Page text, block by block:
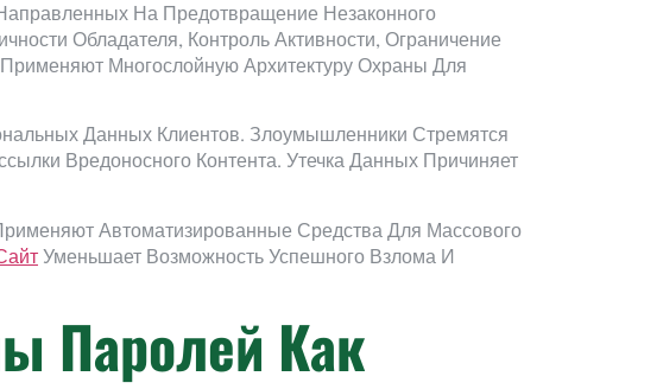
На Предотвращение Незаконного
Обладателя, Контроль Активности, Ограничение
Многослойную Архитектуру Охраны Для
Данных Клиентов. Злоумышленники Стремятся
Вредоносного Контента. Утечка Данных Причиняет
Автоматизированные Средства Для Массового
Уменьшает Возможность Успешного Взлома И
Паролей Как